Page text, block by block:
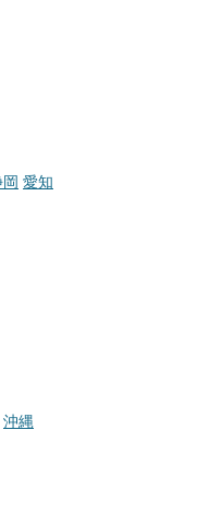
愛知
沖縄